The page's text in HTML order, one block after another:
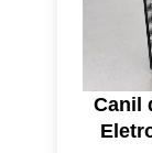
Canil